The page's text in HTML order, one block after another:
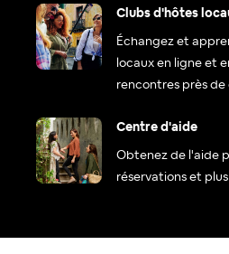
Clubs d'hôtes
Échangez et
locaux en ligne et
rencontres près de
Centre d'aide
Obtenez de l'aide
réservations et